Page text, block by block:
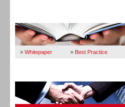
» Whitepaper » Best Practice